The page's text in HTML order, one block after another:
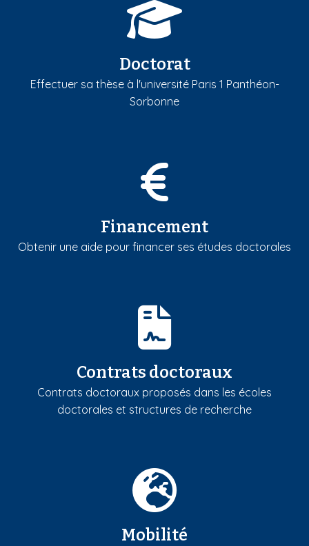
Doctorat
Effectuer sa thèse à l'université Paris 1 Panthéon-
Sorbonne
Financement
Obtenir une aide pour financer ses études doctorales
Contrats doctoraux
Contrats doctoraux proposés dans les écoles
doctorales et structures de recherche
Mobilité